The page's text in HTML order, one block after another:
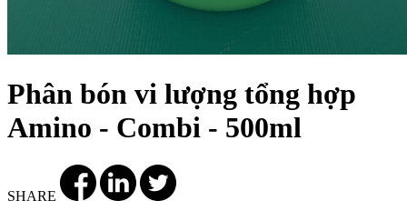
Phân bón vi lượng tổng hợp
Amino - Combi - 500ml
SHARE